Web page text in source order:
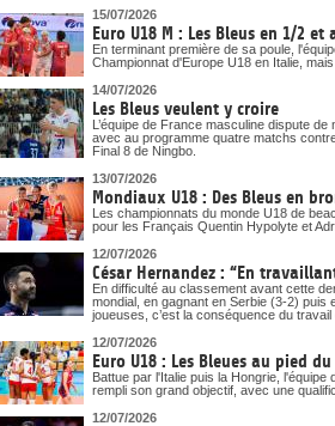
15/07/2026
Euro U18 M : Les Bleus en 1/2
En terminant première de sa poule,
Championnat d'Europe U18 en Italie,
14/07/2026
Les Bleus veulent y croire
L’équipe de France masculine dispute
avec au programme quatre matchs
Final 8 de Ningbo.
13/07/2026
Mondiaux U18 : Des Bleus en
Les championnats du monde U18 de
pour les Français Quentin Hypolyte et
12/07/2026
César Hernandez : “En
En difficulté au classement avant cette
mondial, en gagnant en Serbie (3-2)
joueuses, c’est la conséquence du
12/07/2026
Euro U18 : Les Bleues au pied
Battue par l'Italie puis la Hongrie,
rempli son grand objectif, avec une
12/07/2026